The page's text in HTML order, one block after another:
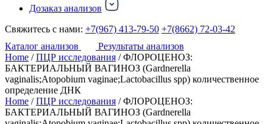
Дозаказ анализов
Свяжитесь с нами: +7(967) 413-79-50 +7(8662) 72-03-42
Каталог анализов
Результаты анализов
Home /ПЦР исследования / ФЛОРОЦЕНОЗ:
БАКТЕРИАЛЬНЫЙ ВАГИНОЗ (Gardnerella
vaginalis;Atopobium vaginae;Lactobacillus spp) количественное
определение ДНК
Home /ПЦР исследования / ФЛОРОЦЕНОЗ:
БАКТЕРИАЛЬНЫЙ ВАГИНОЗ (Gardnerella